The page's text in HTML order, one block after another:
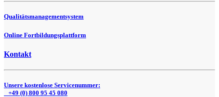
Qualitätsmanagementsystem
Online Fortbildungsplattform
Kontakt
Unsere kostenlose Servicenummer:
+49 (0) 800 95 45 080